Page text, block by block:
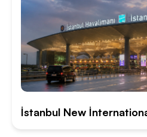
İstanbul New